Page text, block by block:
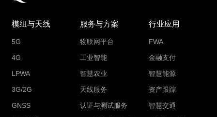
模组与天线
5G
4G
LPWA
3G/2G
GNSS
服务与方案
物联网平台
工业智能
智慧农业
天线服务
认证与测试服务
行业应用
FWA
金融支付
智慧能源
资产跟踪
智慧交通